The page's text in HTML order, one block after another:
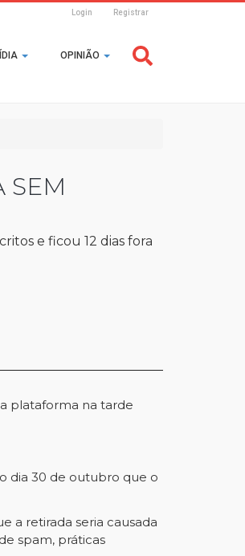
Login Registrar
OPINIÃO
SEM
e ficou 12 dias fora
plataforma na tarde
dia 30 de outubro que o
a retirada seria causada
spam, práticas